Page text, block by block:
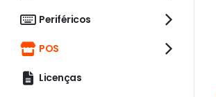
Periféricos
POS
Licenças